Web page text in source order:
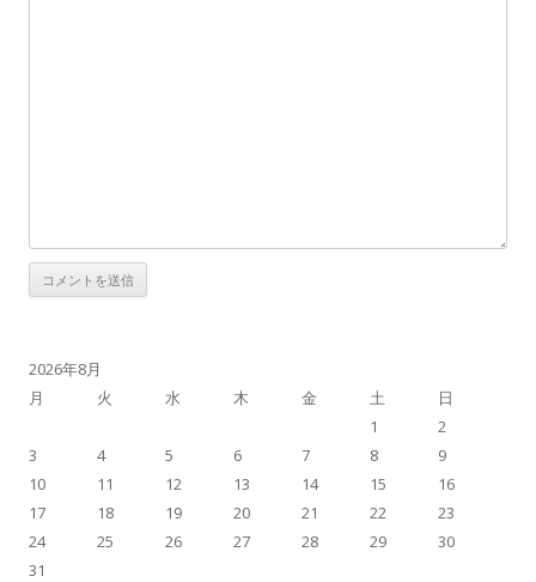
2026年8月
月
火 水 木 金 土 日
1
2
3
4 5 6 7 8
9
10
11 12 13 14 15
16
17
18 19 20 21 22
23
24
25 26 27 28 29
30
31